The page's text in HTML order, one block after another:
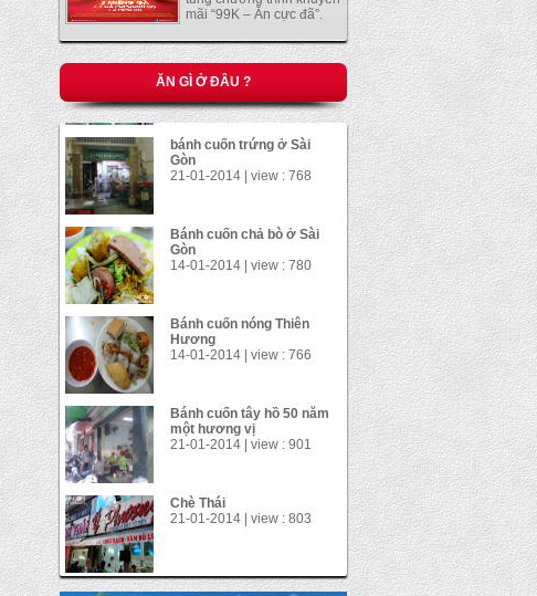
mãi “99K – Ăn cực đã”.
ĂN GÌ Ở ĐÂU ?
bánh cuốn trứng ở Sài
Gòn
21-01-2014 | view : 768
Bánh cuốn chả bò ở Sài
Gòn
14-01-2014 | view : 780
Bánh cuốn nóng Thiên
Hương
14-01-2014 | view : 766
Bánh cuốn tây hồ 50 năm
một hương vị
21-01-2014 | view : 901
Chè Thái
21-01-2014 | view : 803
Gà xối mỡ
21-01-2014 | view : 1130
bánh cuốn trứng ở Sài